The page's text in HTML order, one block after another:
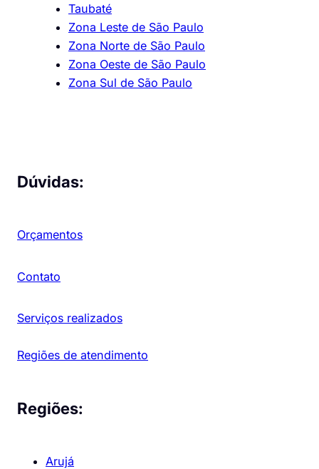
Taubaté
Zona Leste de São Paulo
Zona Norte de São Paulo
Zona Oeste de São Paulo
Zona Sul de São Paulo
Dúvidas:
Orçamentos
Contato
Serviços realizados
Regiões de atendimento
Regiões:
Arujá